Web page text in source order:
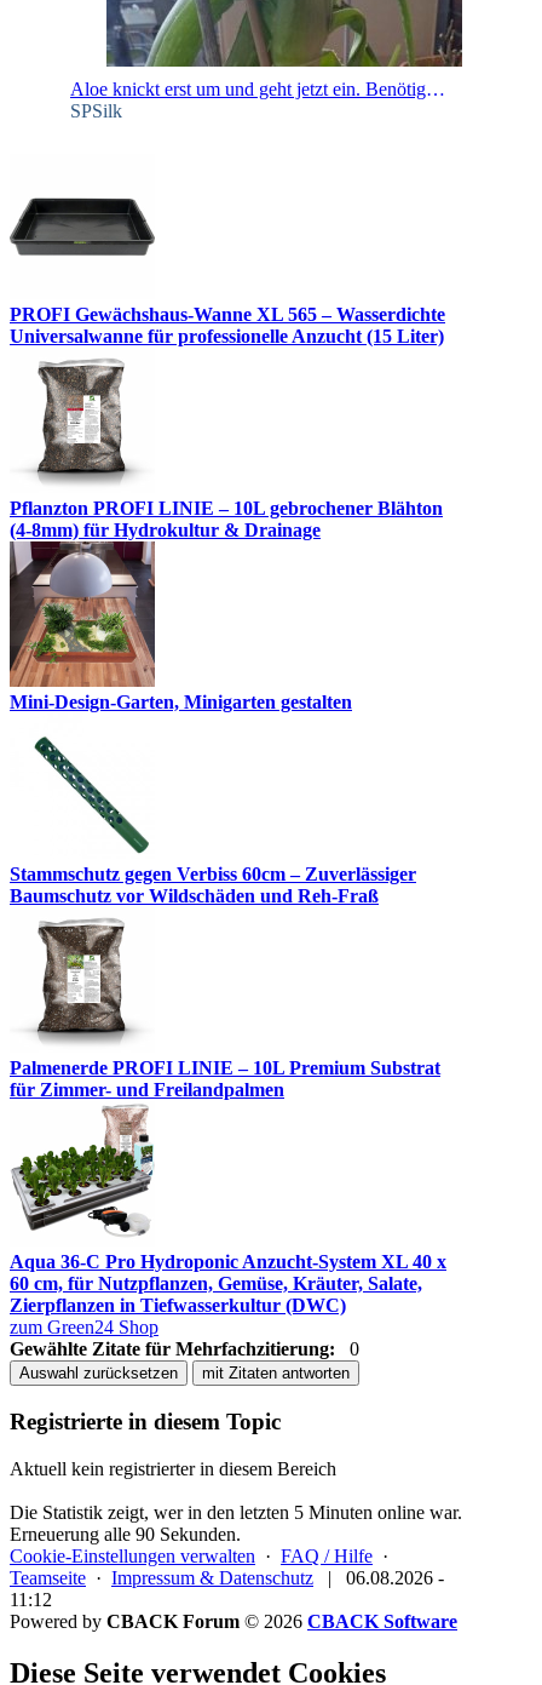
Aloe knickt erst um und geht jetzt ein. Benötige schnell Hilfe!!
SPSilk
PROFI Gewächshaus-Wanne XL 565 – Wasserdichte
Universalwanne für professionelle Anzucht (15 Liter)
Pflanzton PROFI LINIE – 10L gebrochener Blähton
(4-8mm) für Hydrokultur & Drainage
Mini-Design-Garten, Minigarten gestalten
Stammschutz gegen Verbiss 60cm – Zuverlässiger
Baumschutz vor Wildschäden und Reh-Fraß
Palmenerde PROFI LINIE – 10L Premium Substrat
für Zimmer- und Freilandpalmen
Aqua 36-C Pro Hydroponic Anzucht-System XL 40 x
60 cm, für Nutzpflanzen, Gemüse, Kräuter, Salate,
Zierpflanzen in Tiefwasserkultur (DWC)
zum Green24 Shop
Gewählte Zitate für Mehrfachzitierung:
0
Auswahl zurücksetzen mit Zitaten antworten
Registrierte in diesem Topic
Aktuell kein registrierter in diesem Bereich
Die Statistik zeigt, wer in den letzten 5 Minuten online war.
Erneuerung alle 90 Sekunden.
Cookie-Einstellungen verwalten · FAQ / Hilfe ·
Teamseite · Impressum & Datenschutz |
06.08.2026 -
11:12
Powered by CBACK Forum © 2026 CBACK Software
Diese Seite verwendet Cookies